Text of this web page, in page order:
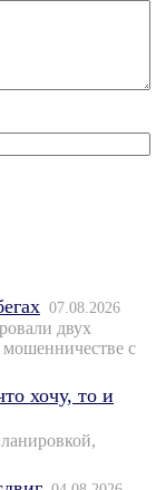
07.08.2026
двух
с
хочу, то и